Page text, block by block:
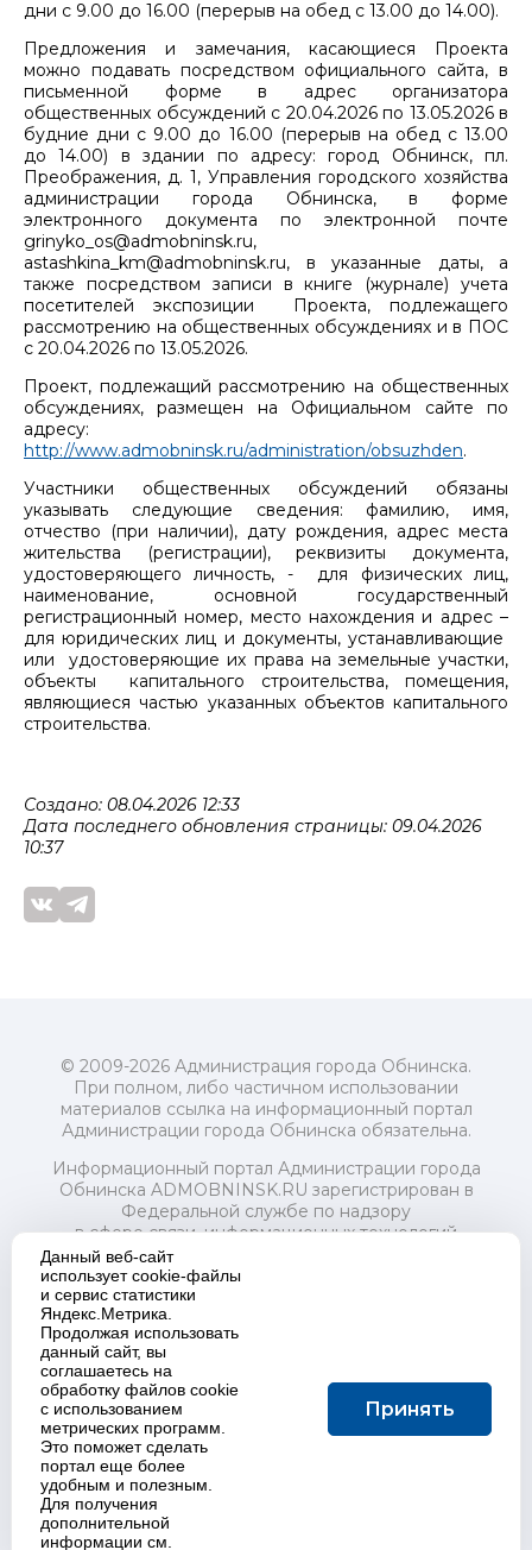
дни с 9.00 до 16.00 (перерыв на обед с 13.00 до 14.00).
Предложения и замечания, касающиеся Проекта
можно подавать посредством официального сайта, в
письменной форме в адрес организатора
общественных обсуждений с 20.04.2026 по 13.05.2026 в
будние дни с 9.00 до 16.00 (перерыв на обед с 13.00
до 14.00) в здании по адресу: город Обнинск, пл.
Преображения, д. 1, Управления городского хозяйства
администрации города Обнинска, в форме
электронного документа по электронной почте
grinyko_os@admobninsk.ru,
astashkina_km@admobninsk.ru, в указанные даты, а
также посредством записи в книге (журнале) учета
посетителей экспозиции Проекта, подлежащего
рассмотрению на общественных обсуждениях и в ПОС
с 20.04.2026 по 13.05.2026.
Проект, подлежащий рассмотрению на общественных
обсуждениях, размещен на Официальном сайте по
адресу:
http://www.admobninsk.ru/administration/obsuzhden.
Участники общественных обсуждений обязаны
указывать следующие сведения: фамилию, имя,
отчество (при наличии), дату рождения, адрес места
жительства (регистрации), реквизиты документа,
удостоверяющего личность, - для физических лиц,
наименование, основной государственный
регистрационный номер, место нахождения и адрес –
для юридических лиц и документы, устанавливающие
или удостоверяющие их права на земельные участки,
объекты капитального строительства, помещения,
являющиеся частью указанных объектов капитального
строительства.
Создано: 08.04.2026 12:33
Дата последнего обновления страницы: 09.04.2026
10:37
© 2009-2026 Администрация города Обнинска.
При полном, либо частичном использовании
материалов ссылка на информационный портал
Администрации города Обнинска обязательна.
Информационный портал Администрации города
Обнинска ADMOBNINSK.RU зарегистрирован в
Федеральной службе по надзору
в сфере связи, информационных технологий
и массовых коммуникаций (Роскомнадзор) 24 июля
2018 года.
Свидетельство о регистрации Эл № ФС77-73321
Учредитель: Администрация (исполнительно-
распорядительный орган) городского округа "Город
Обнинск". Главный редактор: Байкова Е.А.
Адрес электронной почты Редакции:
redactor@admobninsk.ru
Телефон Редакции: +7 (484) 395-85-85
Настоящий ресурс содержит материалы 18+
Политика в отношении обработки персональных
Данный веб-сайт
использует cookie-файлы
и сервис статистики
Яндекс.Метрика.
Продолжая использовать
данный сайт, вы
соглашаетесь на
обработку файлов cookie
с использованием
метрических программ.
Это поможет сделать
портал еще более
удобным и полезным.
Для получения
дополнительной
информации см.
Принять